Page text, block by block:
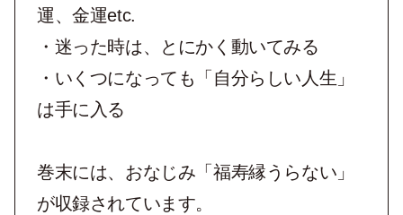
運、金運etc.
・迷った時は、とにかく動いてみる
・いくつになっても「自分らしい人生」
は手に入る
巻末には、おなじみ「福寿縁うらない」
が収録されています。